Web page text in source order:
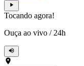
Tocando agora!
Ouça ao vivo / 24h